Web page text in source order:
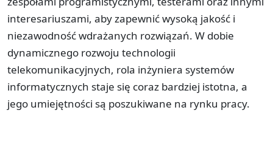
interesariuszami, aby zapewnić wysoką jakość i
niezawodność wdrażanych rozwiązań. W dobie
dynamicznego rozwoju technologii
telekomunikacyjnych, rola inżyniera systemów
informatycznych staje się coraz bardziej istotna, a
jego umiejętności są poszukiwane na rynku pracy.